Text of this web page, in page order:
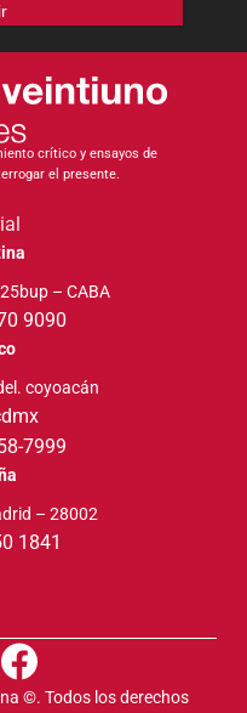
crítico y ensayos de
el presente.
– CABA
9090
coyoacán
7999
– 28002
1841
©️. Todos los derechos